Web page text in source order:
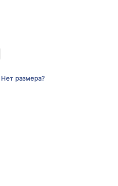
Нет размера?